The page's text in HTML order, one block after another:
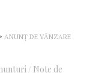
ANUNȚ DE VÂNZARE
/ Note de